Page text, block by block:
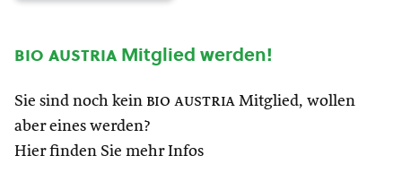
bio austria Mitglied werden!
Sie sind noch kein bio austria Mitglied, wollen
aber eines werden?
Hier finden Sie mehr Infos